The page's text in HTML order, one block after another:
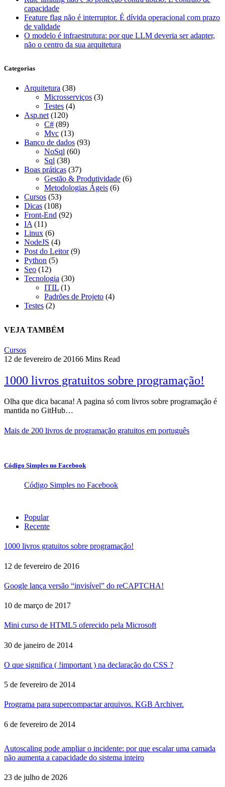
capacidade
Feature flag não é interruptor. É dívida operacional com prazo
de validade
O modelo é infraestrutura: por que LLM deveria ser adapter,
não o centro da sua arquitetura
Categorias
Arquitetura (38)
Microsserviços (3)
Testes (4)
Asp.net (120)
C# (89)
Mvc (13)
Banco de dados (93)
NoSql (60)
Sql (38)
Boas práticas (37)
Gestão & Produtividade (6)
Metodologias Ágeis (6)
Cursos (53)
Dicas (108)
Front-End (92)
IA (11)
Linux (6)
NodeJS (4)
Post do Leitor(9)
Python (5)
Seo (12)
Tecnologia (30)
ITIL (1)
Padrões de Projeto (4)
Testes (2)
VEJA TAMBÉM
Cursos
12 de fevereiro de 20166 Mins Read
1000 livros gratuitos sobre programação!
Olha que dica bacana! A pagina só com livros sobre programação é
mantida no GitHub…
Mais de 200 livros de programação gratuitos em português
Código Simples no Facebook
Código Simples no Facebook
Popular
Recente
1000 livros gratuitos sobre programação!
12 de fevereiro de 2016
Google lança versão “invisível” do reCAPTCHA!
10 de março de 2017
Mini curso de HTML5 oferecido pela Microsoft
30 de janeiro de 2014
O que significa ( !important ) na declaração do CSS ?
5 de fevereiro de 2014
Programa para supercompactar arquivos. KGB Archiver.
6 de fevereiro de 2014
Autoscaling pode ampliar o incidente: por que escalar uma camada
não aumenta a capacidade do sistema inteiro
23 de julho de 2026